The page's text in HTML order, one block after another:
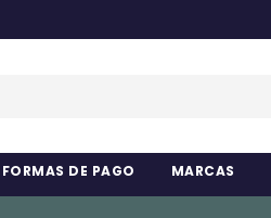
FORMAS DE PAGO MARCAS